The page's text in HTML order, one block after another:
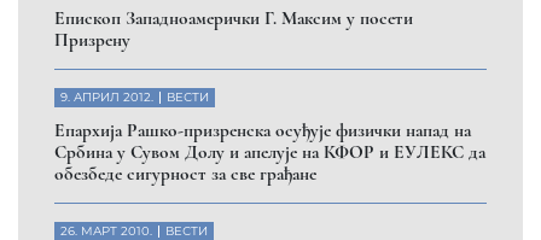
Eпископ Западноамерички Г. Максим у посети
Призрену
9. АПРИЛ 2012. ВЕСТИ
Eпархија Рашко-призренска осуђује физички напад на
Србина у Сувом Долу и апелује на КФОР и ЕУЛЕКС да
обезбеде сигурност за све грађане
26. МАРТ 2010. ВЕСТИ